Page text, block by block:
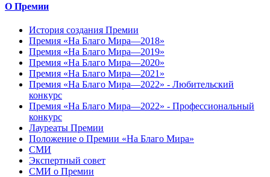
О Премии
История создания Премии
Премия «На Благо Мира—2018»
Премия «На Благо Мира—2019»
Премия «На Благо Мира—2020»
Премия «На Благо Мира—2021»
Премия «На Благо Мира—2022» - Любительский
конкурс
Премия «На Благо Мира—2022» - Профессиональный
конкурс
Лауреаты Премии
Положение о Премии «На Благо Мира»
СМИ
Экспертный совет
СМИ о Премии